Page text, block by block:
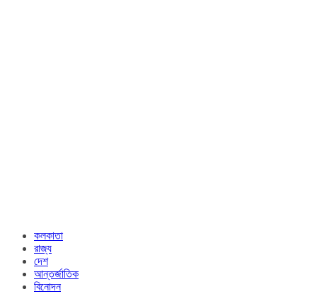
কলকাতা
রাজ্য​
দেশ
আন্তর্জাতিক
বিনোদন